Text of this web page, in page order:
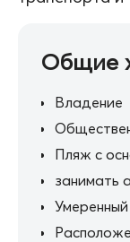
Общие
Владение
Пляж с
занимать
Умеренный